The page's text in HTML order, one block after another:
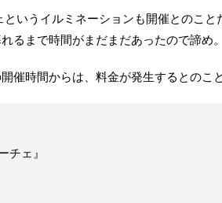
いうイルミネーションも開催とのこと
るまで時間がまだまだあったので諦め。
催時間からは、料金が発生するとのこと
チェ』